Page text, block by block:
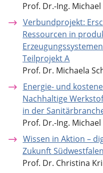
Prof. Dr.-Ing.
Verbundprojekt:
Ressourcen in
Teilprojekt A
Prof. Dr. Michaela
Energie- und
Nachhaltige
in der
Prof. Dr.-Ing.
Wissen in Aktion –
Zukunft
Prof. Dr. Christina